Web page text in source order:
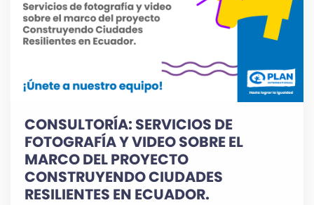
CONSULTORÍA: SERVICIOS DE
FOTOGRAFÍA Y VIDEO SOBRE EL
MARCO DEL PROYECTO
CONSTRUYENDO CIUDADES
RESILIENTES EN ECUADOR.